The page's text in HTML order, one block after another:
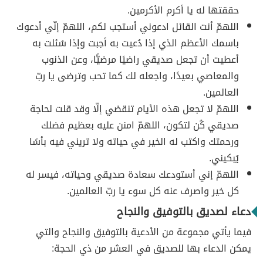
حققتها له يا أكرم الأكرمين.
اللهمّ أنت القائل ادعوني أستجب لكم، اللهمّ إنّي أدعوك
باسمك الأعظم الذي إذا دُعيت به أجبت وإذا سُئلت به
أعطيت أن تجعل صديقي راضيًا مرضيًّا، وعن الذنوب
والمعاصي بعيدًا، واجعله لك كما تحب وترضى يا ربّ
العالمين.
اللهمّ لا تجعل هذه الأيام تنقضي إلّا وقد قلت لحاجة
صديقي كُن لتكون، اللهمّ امنن عليه بعظيم فضلك
ورحمتك واكتب له الخير في حياته ولا تريني فيه بأسًا
يُبكيني.
اللهمّ إني أستودعك سعادة صديقي وحياته، فيسر له
كل خير واصرف عنه كل سوء يا ربّ العالمين.
دعاء لصديق بالتوفيق والنجاح
فيما يأتي مجموعة من الأدعية بالتوفيق والنجاح والتي
يمكن الدعاء بها للصديق في العشر من ذي الحجة: